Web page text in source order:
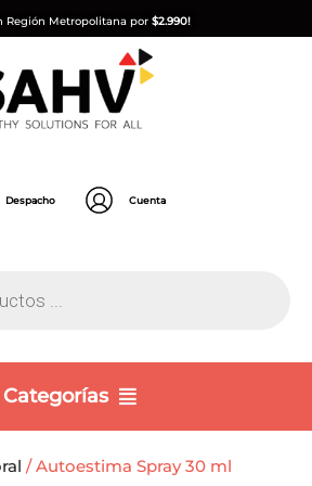
Región Metropolitana por $2.990!
Despacho Cuenta
Categorías
/ Autoestima Spray 30 ml